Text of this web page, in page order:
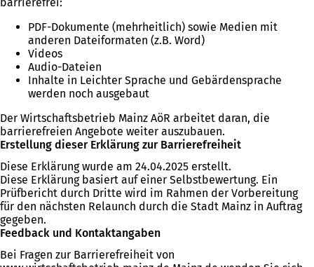
PDF-Dokumente (mehrheitlich) sowie Medien mit
anderen Dateiformaten (z.B. Word)
Videos
Audio-Dateien
Inhalte in Leichter Sprache und Gebärdensprache
werden noch ausgebaut
Der Wirtschaftsbetrieb Mainz AöR arbeitet daran, die
barrierefreien Angebote weiter auszubauen.
Erstellung dieser Erklärung zur Barrierefreiheit
Diese Erklärung wurde am 24.04.2025 erstellt.
Diese Erklärung basiert auf einer Selbstbewertung. Ein
Prüfbericht durch Dritte wird im Rahmen der Vorbereitung
für den nächsten Relaunch durch die Stadt Mainz in Auftrag
gegeben.
Feedback und Kontaktangaben
Bei Fragen zur Barrierefreiheit von